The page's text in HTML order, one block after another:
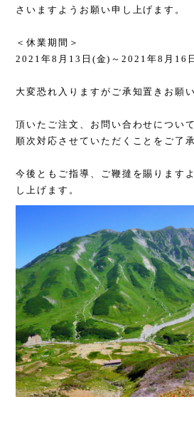
さいますようお願い申し上げます。
＜休業期間＞
2021年8月13日(金)～2021年8月16
大変恐れ入りますがご承知置きお願
頂いたご注文、お問い合わせについ
順次対応させていただくことをご了
今後ともご指導、ご鞭撻を賜ります
し上げます。